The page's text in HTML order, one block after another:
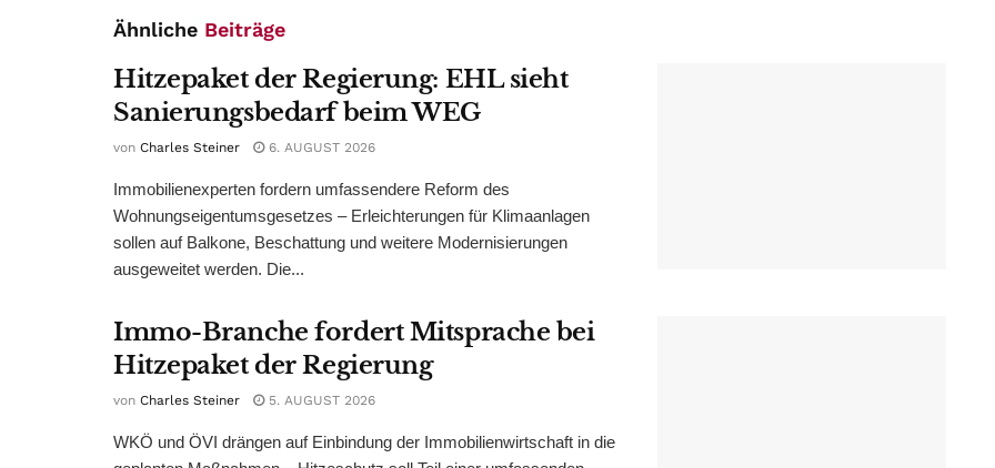
Ähnliche Beiträge
Hitzepaket der Regierung: EHL sieht
Sanierungsbedarf beim WEG
von Charles Steiner 6. AUGUST 2026
Immobilienexperten fordern umfassendere Reform des
Wohnungseigentumsgesetzes – Erleichterungen für Klimaanlagen
sollen auf Balkone, Beschattung und weitere Modernisierungen
ausgeweitet werden. Die...
Immo-Branche fordert Mitsprache bei
Hitzepaket der Regierung
von Charles Steiner 5. AUGUST 2026
WKÖ und ÖVI drängen auf Einbindung der Immobilienwirtschaft in die